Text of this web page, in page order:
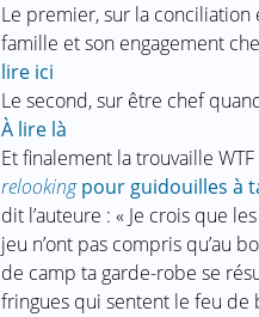
Le premier, sur la conciliation
famille et son engagement
lire ici
Le second, sur être chef
À lire là
Et finalement la trouvaille WTF
relookingpour guidouilles à
dit l’auteure : « Je crois que
jeu n’ont pas compris qu’au
de camp ta garde-robe se
fringues qui sentent le feu de